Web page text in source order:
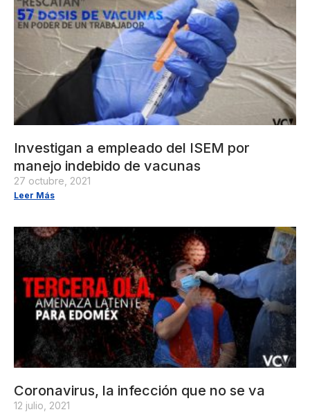
Investigan a empleado del ISEM por
manejo indebido de vacunas
27 octubre, 2021
Leer Más
Coronavirus, la infección que no se va
12 julio, 2021